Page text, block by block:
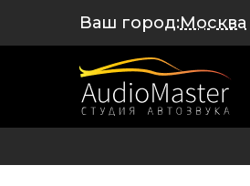
Ваш город:Москва